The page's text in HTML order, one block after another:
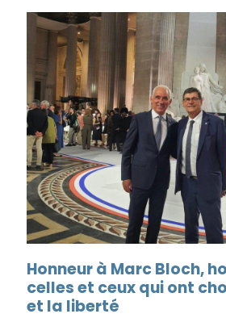
Honneur à Marc Bloch,
celles et ceux qui ont
et la liberté